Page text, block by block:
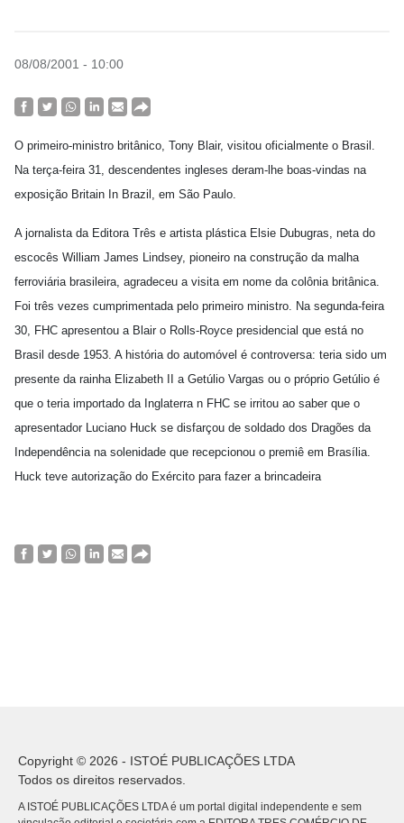
08/08/2001 - 10:00
O primeiro-ministro britânico, Tony Blair, visitou oficialmente o Brasil.
Na terça-feira 31, descendentes ingleses deram-lhe boas-vindas na
exposição Britain In Brazil, em São Paulo.
A jornalista da Editora Três e artista plástica Elsie Dubugras, neta do
escocês William James Lindsey, pioneiro na construção da malha
ferroviária brasileira, agradeceu a visita em nome da colônia britânica.
Foi três vezes cumprimentada pelo primeiro ministro. Na segunda-feira
30, FHC apresentou a Blair o Rolls-Royce presidencial que está no
Brasil desde 1953. A história do automóvel é controversa: teria sido um
presente da rainha Elizabeth II a Getúlio Vargas ou o próprio Getúlio é
que o teria importado da Inglaterra n FHC se irritou ao saber que o
apresentador Luciano Huck se disfarçou de soldado dos Dragões da
Independência na solenidade que recepcionou o premiê em Brasília.
Huck teve autorização do Exército para fazer a brincadeira
Copyright © 2026 - ISTOÉ PUBLICAÇÕES LTDA
Todos os direitos reservados.
A ISTOÉ PUBLICAÇÕES LTDA é um portal digital independente e sem